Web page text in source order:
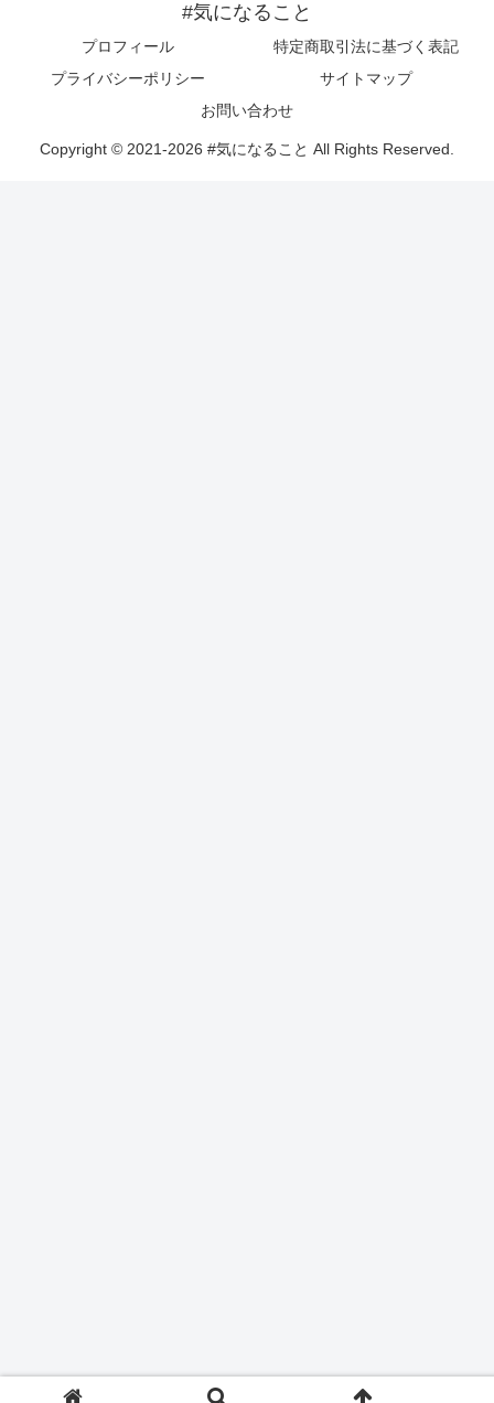
#気になること
プロフィール
特定商取引法に基づく表記
プライバシーポリシー
サイトマップ
お問い合わせ
Copyright © 2021-2026 #気になること All Rights Reserved.